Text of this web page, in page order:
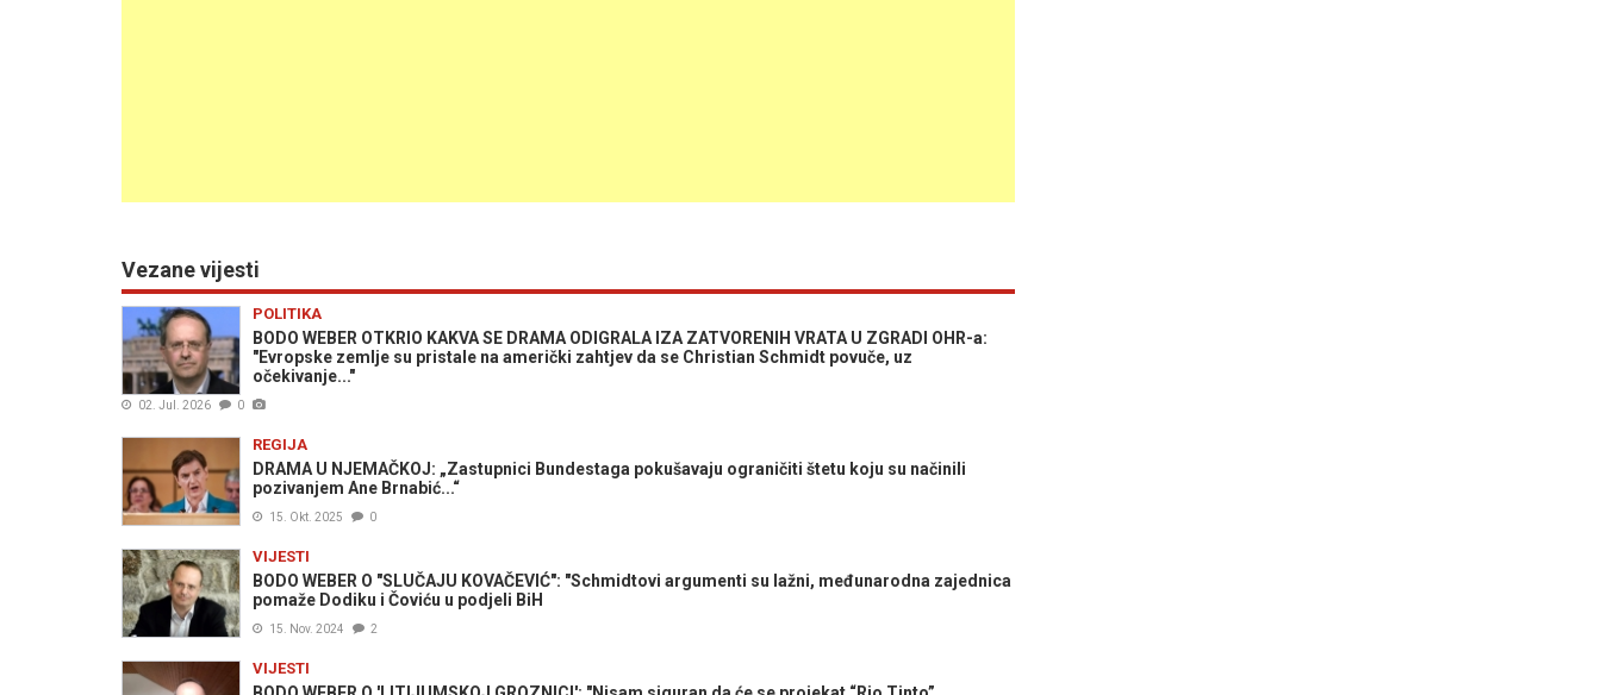
Vezane vijesti
POLITIKA
BODO WEBER OTKRIO KAKVA SE DRAMA ODIGRALA IZA ZATVORENIH VRATA U ZGRADI OHR-a:
"Evropske zemlje su pristale na američki zahtjev da se Christian Schmidt povuče, uz
očekivanje..."
02. Jul. 2026 0
REGIJA
DRAMA U NJEMAČKOJ: „Zastupnici Bundestaga pokušavaju ograničiti štetu koju su načinili
pozivanjem Ane Brnabić...“
15. Okt. 2025 0
VIJESTI
BODO WEBER O "SLUČAJU KOVAČEVIĆ": "Schmidtovi argumenti su lažni, međunarodna zajednica
pomaže Dodiku i Čoviću u podjeli BiH
15. Nov. 2024 2
VIJESTI